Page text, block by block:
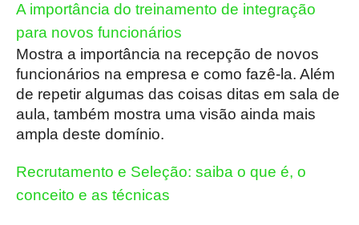
A importância do treinamento de integração
para novos funcionários
Mostra a importância na recepção de novos
funcionários na empresa e como fazê-la. Além
de repetir algumas das coisas ditas em sala de
aula, também mostra uma visão ainda mais
ampla deste domínio.
Recrutamento e Seleção: saiba o que é, o
conceito e as técnicas